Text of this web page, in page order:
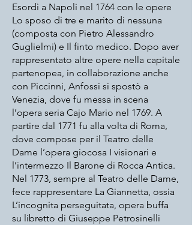
Esordì a Napoli nel 1764 con le opere
Lo sposo di tre e marito di nessuna
(composta con Pietro Alessandro
Guglielmi) e Il finto medico. Dopo aver
rappresentato altre opere nella capitale
partenopea, in collaborazione anche
con Piccinni, Anfossi si spostò a
Venezia, dove fu messa in scena
l’opera seria Cajo Mario nel 1769. A
partire dal 1771 fu alla volta di Roma,
dove compose per il Teatro delle
Dame l’opera giocosa I visionari e
l’intermezzo Il Barone di Rocca Antica.
Nel 1773, sempre al Teatro delle Dame,
fece rappresentare La Giannetta, ossia
L’incognita perseguitata, opera buffa
su libretto di Giuseppe Petrosinelli